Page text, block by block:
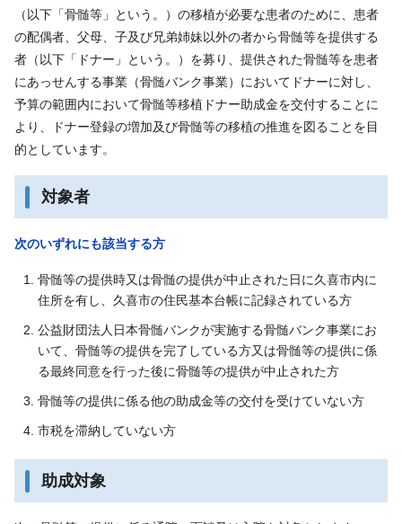
（以下「骨髄等」という。）の移植が必要な患者のために、患者
の配偶者、父母、子及び兄弟姉妹以外の者から骨髄等を提供する
者（以下「ドナー」という。）を募り、提供された骨髄等を患者
にあっせんする事業（骨髄バンク事業）においてドナーに対し、
予算の範囲内において骨髄等移植ドナー助成金を交付することに
より、ドナー登録の増加及び骨髄等の移植の推進を図ることを目
的としています。
対象者
次のいずれにも該当する方
骨髄等の提供時又は骨髄の提供が中止された日に久喜市内に
住所を有し、久喜市の住民基本台帳に記録されている方
公益財団法人日本骨髄バンクが実施する骨髄バンク事業にお
いて、骨髄等の提供を完了している方又は骨髄等の提供に係
る最終同意を行った後に骨髄等の提供が中止された方
骨髄等の提供に係る他の助成金等の交付を受けていない方
市税を滞納していない方
助成対象